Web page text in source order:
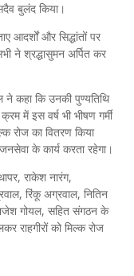
बुलंद किया।
आदर्शों और सिद्धांतों पर
ने श्रद्धासुमन अर्पित कर
ने कहा कि उनकी पुण्यतिथि
में इस वर्ष भी भीषण गर्मी
रोज का वितरण किया
के कार्य करता रहेगा।
राकेश नारंग,
रिंकू अग्रवाल, नितिन
गोयल, सहित संगठन के
राहगीरों को मिल्क रोज